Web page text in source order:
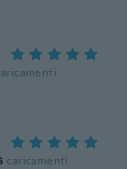
caricamenti